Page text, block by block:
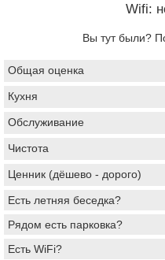
Wifi:
Вы тут были?
Общая оценка
Кухня
Обслуживание
Чистота
Ценник (дёшево - дорого)
Есть летняя беседка?
Рядом есть парковка?
Есть WiFi?